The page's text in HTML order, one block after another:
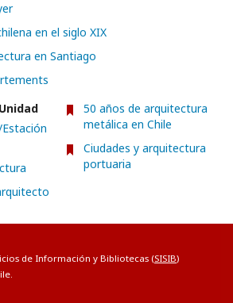
en el siglo XIX
en Santiago
50 años de arquitectura
metálica en Chile
Ciudades y arquitectura
portuaria
de Información y Bibliotecas (SISIB)